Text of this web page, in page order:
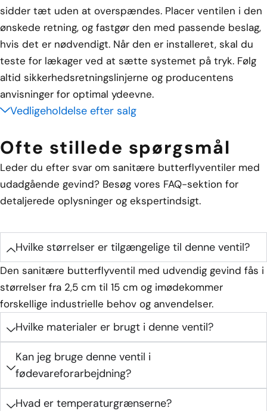
sidder tæt uden at overspændes. Placer ventilen i den
ønskede retning, og fastgør den med passende beslag,
hvis det er nødvendigt. Når den er installeret, skal du
teste for lækager ved at sætte systemet på tryk. Følg
altid sikkerhedsretningslinjerne og producentens
anvisninger for optimal ydeevne.
Vedligeholdelse efter salg
Ofte stillede spørgsmål
Leder du efter svar om sanitære butterflyventiler med
udadgående gevind? Besøg vores FAQ-sektion for
detaljerede oplysninger og ekspertindsigt.
Hvilke størrelser er tilgængelige til denne ventil?
Den sanitære butterflyventil med udvendig gevind fås i
størrelser fra 2,5 cm til 15 cm og imødekommer
forskellige industrielle behov og anvendelser.
Hvilke materialer er brugt i denne ventil?
Kan jeg bruge denne ventil i
fødevareforarbejdning?
Hvad er temperaturgrænserne?